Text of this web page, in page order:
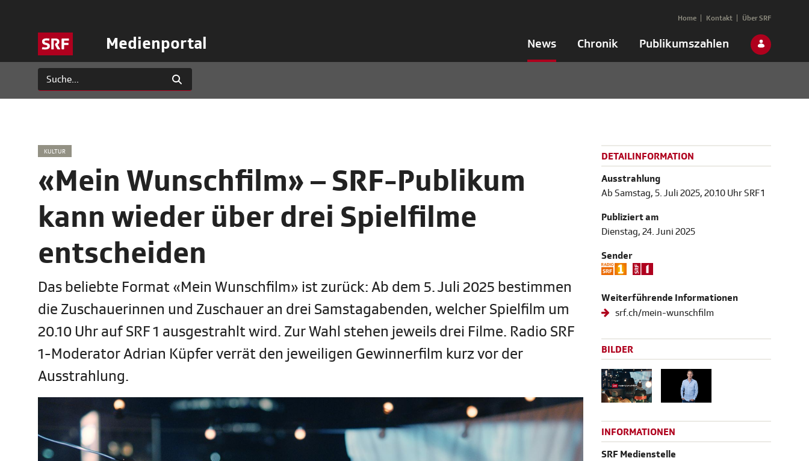
Medienportal News Chronik Publikumszahlen
Home Kontakt Über SRF
KULTUR
«Mein Wunschfilm» – SRF-Publikum
kann wieder über drei Spielfilme
entscheiden
Das beliebte Format «Mein Wunschfilm» ist zurück: Ab dem 5. Juli 2025 bestimmen
die Zuschauerinnen und Zuschauer an drei Samstagabenden, welcher Spielfilm um
20.10 Uhr auf SRF 1 ausgestrahlt wird. Zur Wahl stehen jeweils drei Filme. Radio SRF
1-Moderator Adrian Küpfer verrät den jeweiligen Gewinnerfilm kurz vor der
Ausstrahlung.
DETAILINFORMATION
Ausstrahlung
Ab Samstag, 5. Juli 2025, 20.10 Uhr SRF 1
Publiziert am
Dienstag, 24. Juni 2025
Sender
Weiterführende Informationen
srf.ch/mein-wunschfilm
BILDER
INFORMATIONEN
SRF Medienstelle